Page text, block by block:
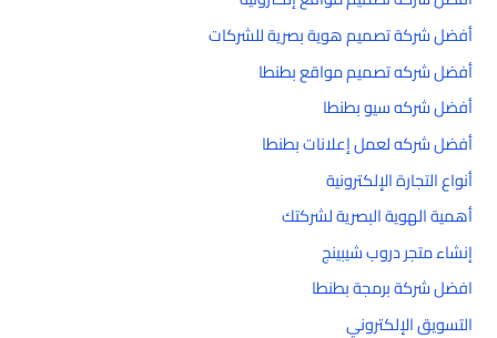
أفضل شركة تصميم هوية بصرية للشركات
أفضل شركه تصميم مواقع بطنطا
أفضل شركه سيو بطنطا
أفضل شركه لعمل إعلانات بطنطا
أنواع التجارة الإلكترونية
أهمية الهوية البصرية لشركتك
إنشاء متجر دروب شيبينج
افضل شركة برمجة بطنطا
التسويق الإلكتروني